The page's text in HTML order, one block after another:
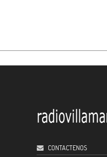
CONTACTENOS